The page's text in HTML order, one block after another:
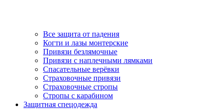
Все защита от падения
Когти и лазы монтерские
Привязи безлямочные
Привязи с наплечными лямками
Спасательные верёвки
Страховочные привязи
Страховочные стропы
Стропы с карабином
Защитная спецодежда